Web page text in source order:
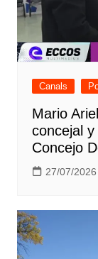
Canals
Mario
concejal
Concejo
27/07/2026